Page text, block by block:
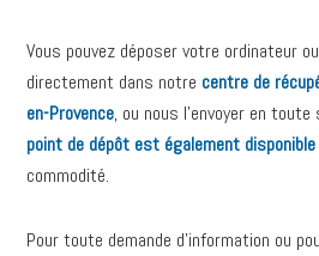
Vous pouvez déposer votre ordinateur
directement dans notre centre de
en-Provence, ou nous l’envoyer en
point de dépôt est également
commodité.
Pour toute demande d’information ou